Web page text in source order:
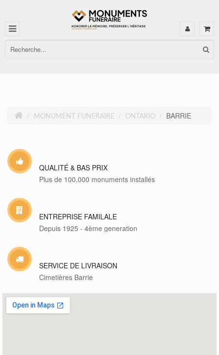
MONUMENT FUNERAIRE ONTARIO BARRIE
QUALITÉ & BAS PRIX
Plus de 100,000 monuments installés
ENTREPRISE FAMILALE
Depuis 1925 - 4ème generation
SERVICE DE LIVRAISON
Cimetières Barrie